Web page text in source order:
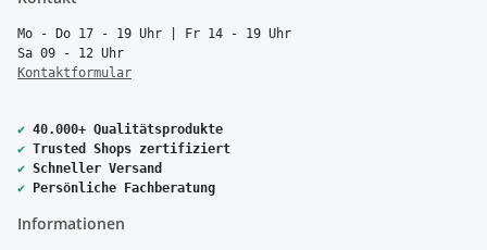
Mo - Do 17 - 19 Uhr | Fr 14 - 19 Uhr
Sa 09 - 12 Uhr
Kontaktformular
✔ 40.000+ Qualitätsprodukte
✔ Trusted Shops zertifiziert
✔ Schneller Versand
✔ Persönliche Fachberatung
Informationen